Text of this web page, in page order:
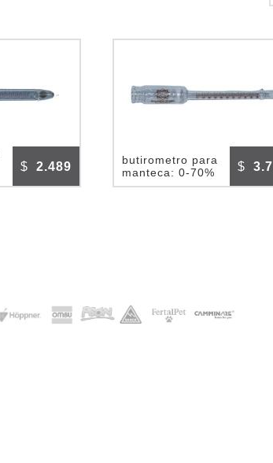
$ 2.489
butirometro para
manteca: 0-70%
$